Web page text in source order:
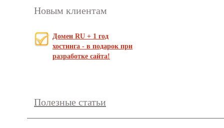
Новым клиентам
Домен RU + 1 год
хостинга - в подарок при
разработке сайта!
Полезные статьи